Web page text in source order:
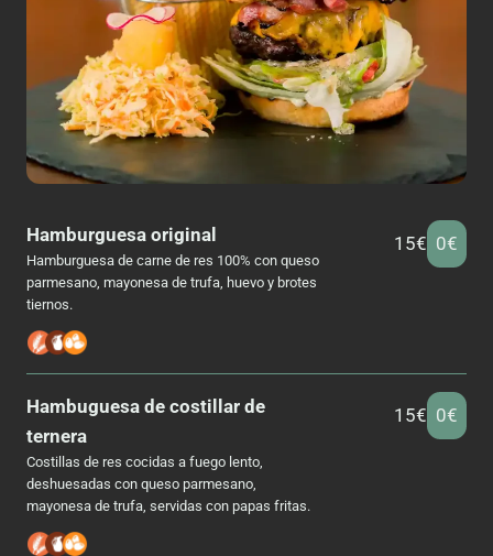
Hamburguesa original
Hamburguesa de carne de res 100% con queso
parmesano, mayonesa de trufa, huevo y brotes
tiernos.
15€ 0€
Hambuguesa de costillar de
ternera
Costillas de res cocidas a fuego lento,
deshuesadas con queso parmesano,
mayonesa de trufa, servidas con papas fritas.
15€ 0€